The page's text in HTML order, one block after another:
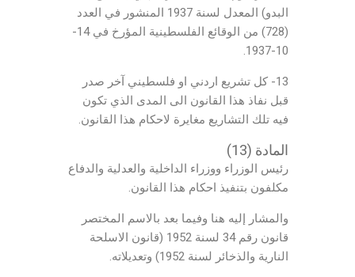
البدو) المعدل لسنة 1937 المنشور في العدد
(728) من الوقائع الفلسطينية المؤرخ في 14-
10-1937.
13- كل تشريع اردني او فلسطيني آخر صدر
قبل نفاذ هذا القانون الى المدى الذي تكون
فيه تلك التشاريع مغايرة لاحكام هذا القانون.
المادة (13)
رئيس الوزراء ووزراء الداخلية والعدلية والدفاع
مكلفون بتنفيذ احكام هذا القانون.
والمشار إليه هنا وفيما بعد بالاسم المختصر
قانون رقم 34 لسنة 1952 (قانون الاسلحة
النارية والذخائر لسنة 1952) وتعديلاته.